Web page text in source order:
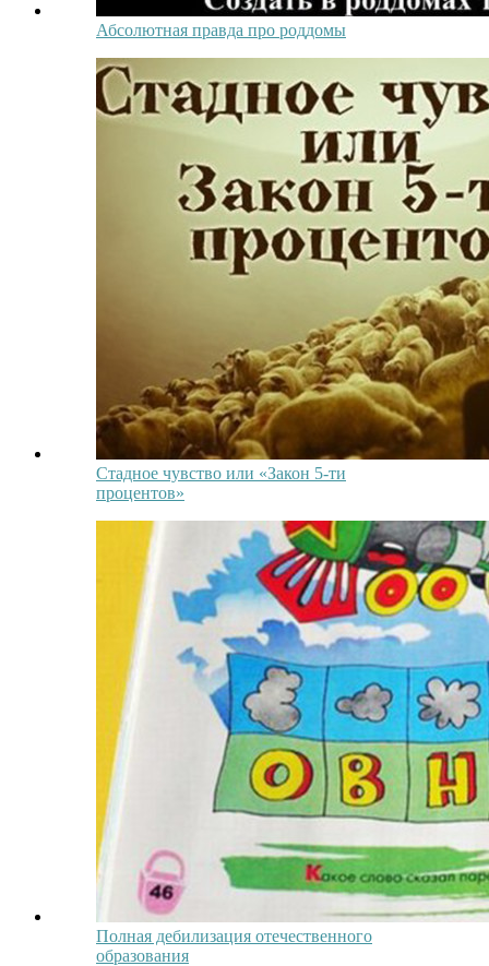
Абсолютная правда про роддомы
Стадное чувство или «Закон 5-ти
процентов»
Полная дебилизация отечественного
образования